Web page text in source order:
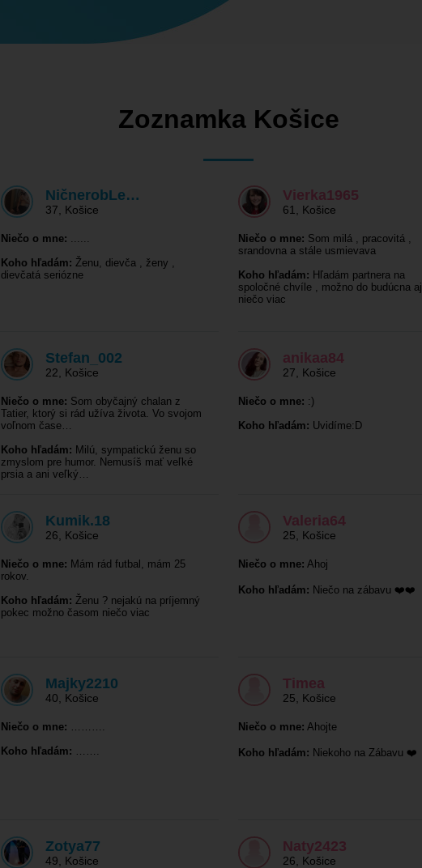
Zoznamka Košice
NičnerobLe…
37 Košice
Niečo o mne: ......
Koho hľadám: Ženu, dievča , ženy ,
dievčatá seriózne
Stefan_002
22 Košice
Niečo o mne: Som obyčajný chalan z
Tatier, ktorý si rád užíva života. Vo svojom
voľnom čase…
Koho hľadám: Milú, sympatickú ženu so
zmyslom pre humor. Nemusíš mať veľké
prsia a ani veľký…
Kumik.18
26 Košice
Niečo o mne: Mám rád futbal, mám 25
rokov.
Koho hľadám: Ženu ? nejakú na príjemný
pokec možno časom niečo viac
Majky2210
40 Košice
Niečo o mne: ……….
Koho hľadám: …….
Zotya77
49 Košice
Vierka1965
61 Košice
Niečo o mne: Som milá , pracovitá ,
srandovna a stále usmievava
Koho hľadám: Hľadám partnera na
spoločné chvíle , možno do budúcna aj
niečo viac
anikaa84
27 Košice
Niečo o mne: :)
Koho hľadám: Uvidíme:D
Valeria64
25 Košice
Niečo o mne: Ahoj
Koho hľadám: Niečo na zábavu ❤️❤️
Timea
25 Košice
Niečo o mne: Ahojte
Koho hľadám: Niekoho na Zábavu ❤️
Naty2423
26 Košice